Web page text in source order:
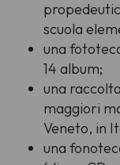
scuola
una
14 album;
una
maggiori
Veneto, in
una